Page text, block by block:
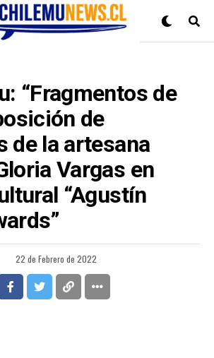
“Fragmentos de
de
de la artesana
Vargas en
“Agustín
22 de Febrero de 2022